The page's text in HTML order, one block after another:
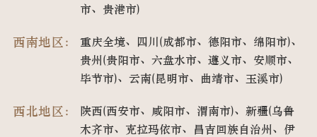
市、贵港市)
西南地区：
重庆全境、四川(成都市、德阳市、绵阳市)、
贵州(贵阳市、六盘水市、遵义市、安顺市、
毕节市)、云南(昆明市、曲靖市、玉溪市)
西北地区：
陕西(西安市、咸阳市、渭南市)、新疆(乌鲁
木齐市、克拉玛依市、昌吉回族自治州、伊